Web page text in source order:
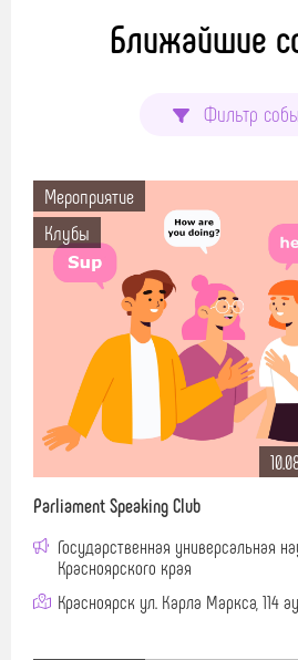
Ближайшие
Фильтр
Мероприятие
Клубы
Parliament Speaking Club
Государственная универсальная
Красноярского края
Красноярск ул. Карла Маркса, 114